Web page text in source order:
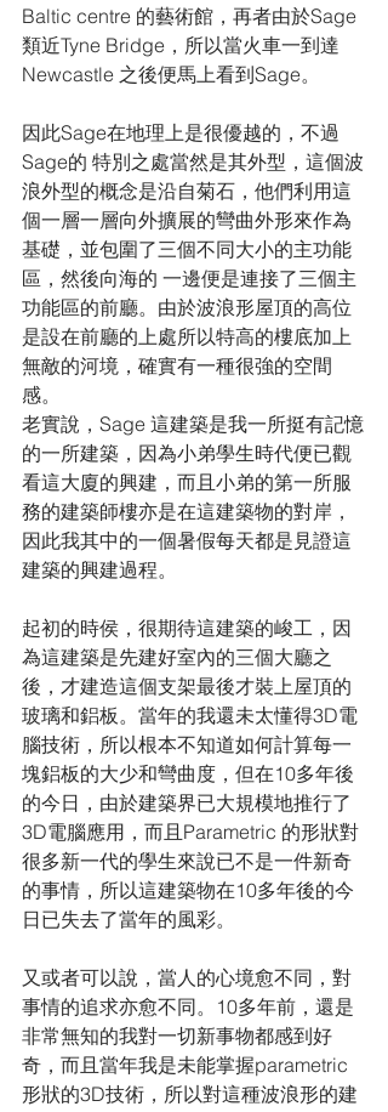
Baltic centre 的藝術館，再者由於Sage
類近Tyne Bridge，所以當火車一到達
Newcastle 之後便馬上看到Sage。
因此Sage在地理上是很優越的，不過
Sage的 特別之處當然是其外型，這個波
浪外型的概念是沿自菊石，他們利用這
個一層一層向外擴展的彎曲外形來作為
基礎，並包圍了三個不同大小的主功能
區，然後向海的 一邊便是連接了三個主
功能區的前廳。由於波浪形屋頂的高位
是設在前廳的上處所以特高的樓底加上
無敵的河境，確實有一種很強的空間
感。
老實說，Sage 這建築是我一所挺有記憶
的一所建築，因為小弟學生時代便已觀
看這大廈的興建，而且小弟的第一所服
務的建築師樓亦是在這建築物的對岸，
因此我其中的一個暑假每天都是見證這
建築的興建過程。
起初的時侯，很期待這建築的峻工，因
為這建築是先建好室內的三個大廳之
後，才建造這個支架最後才裝上屋頂的
玻璃和鋁板。當年的我還未太懂得3D電
腦技術，所以根本不知道如何計算每一
塊鋁板的大少和彎曲度，但在10多年後
的今日，由於建築界已大規模地推行了
3D電腦應用，而且Parametric 的形狀對
很多新一代的學生來說已不是一件新奇
的事情，所以這建築物在10多年後的今
日已失去了當年的風彩。
又或者可以說，當人的心境愈不同，對
事情的追求亦愈不同。10多年前，還是
非常無知的我對一切新事物都感到好
奇，而且當年我是未能掌握parametric
形狀的3D技術，所以對這種波浪形的建